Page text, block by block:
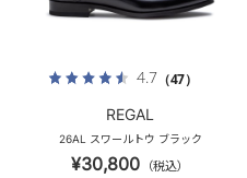
4.7（47）
REGAL
26AL スワールトウ ブラック
¥30,800 （税込）